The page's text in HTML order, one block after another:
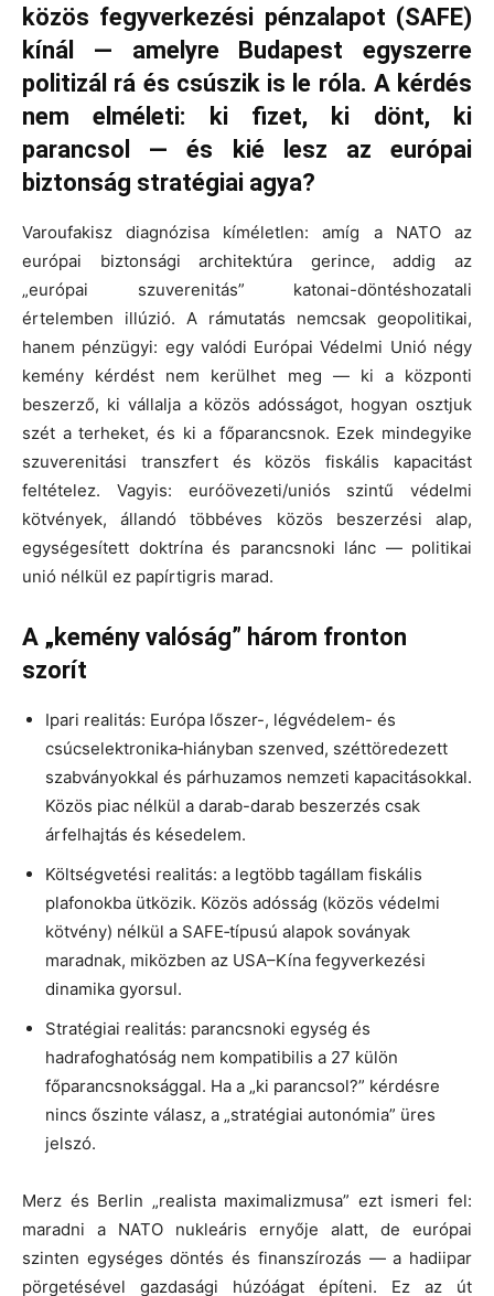
közös fegyverkezési pénzalapot (SAFE)
kínál — amelyre Budapest egyszerre
politizál rá és csúszik is le róla. A kérdés
nem elméleti: ki fizet, ki dönt, ki
parancsol — és kié lesz az európai
biztonság stratégiai agya?
Varoufakisz diagnózisa kíméletlen: amíg a NATO az
európai biztonsági architektúra gerince, addig az
„európai szuverenitás” katonai-döntéshozatali
értelemben illúzió. A rámutatás nemcsak geopolitikai,
hanem pénzügyi: egy valódi Európai Védelmi Unió négy
kemény kérdést nem kerülhet meg — ki a központi
beszerző, ki vállalja a közös adósságot, hogyan osztjuk
szét a terheket, és ki a főparancsnok. Ezek mindegyike
szuverenitási transzfert és közös fiskális kapacitást
feltételez. Vagyis: euróövezeti/uni­ós szintű védelmi
kötvények, állandó többéves közös beszerzési alap,
egységesített doktrína és parancsnoki lánc — politikai
unió nélkül ez papírtigris marad.
A „kemény valóság” három fronton
szorít
Ipari realitás: Európa lőszer-, légvédelem- és
csúcselektronika‑hiányban szenved, széttöredezett
szabványokkal és párhuzamos nemzeti kapacitásokkal.
Közös piac nélkül a darab-darab beszerzés csak
árfelhajtás és késedelem.
Költségvetési realitás: a legtöbb tagállam fiskális
plafonokba ütközik. Közös adósság (közös védelmi
kötvény) nélkül a SAFE‑típusú alapok soványak
maradnak, miközben az USA–Kína fegyverkezési
dinamika gyorsul.
Stratégiai realitás: parancsnoki egység és
hadrafoghatóság nem kompatibilis a 27 külön
főparancsnoksággal. Ha a „ki parancsol?” kérdésre
nincs őszinte válasz, a „stratégiai autonómia” üres
jelszó.
Merz és Berlin „realista maximalizmusa” ezt ismeri fel:
maradni a NATO nukleáris ernyője alatt, de európai
szinten egységes döntés és finanszírozás — a hadiipar
pörgetésével gazdasági húzóágat építeni. Ez az út